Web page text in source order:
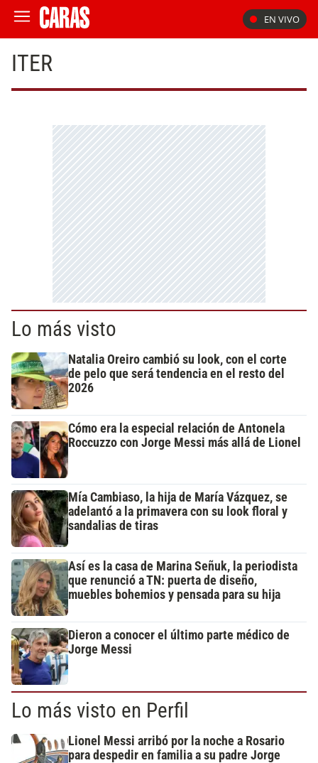
EN VIVO
ITER
Lo más visto
Natalia Oreiro cambió su look, con el corte
de pelo que será tendencia en el resto del
2026
Cómo era la especial relación de Antonela
Roccuzzo con Jorge Messi más allá de Lionel
Mía Cambiaso, la hija de María Vázquez, se
adelantó a la primavera con su look floral y
sandalias de tiras
Así es la casa de Marina Señuk, la periodista
que renunció a TN: puerta de diseño,
muebles bohemios y pensada para su hija
Dieron a conocer el último parte médico de
Jorge Messi
Lo más visto en Perfil
Lionel Messi arribó por la noche a Rosario
para despedir en familia a su padre Jorge